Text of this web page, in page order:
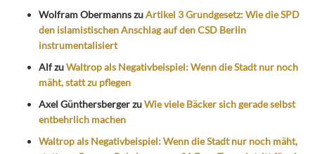
Wolfram ObermannszuArtikel 3 Grundgesetz: Wie die SPD
den islamistischen Anschlag auf den CSD Berlin
instrumentalisiert
AlfzuWaltrop als Negativbeispiel: Wenn die Stadt nur noch
mäht, statt zu pflegen
Axel GünthersbergerzuWie viele Bäcker sich gerade selbst
entbehrlich machen
Waltrop als Negativbeispiel: Wenn die Stadt nur noch mäht,